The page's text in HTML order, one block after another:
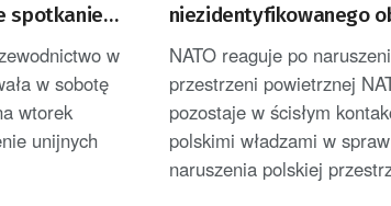
spotkanie
w
w sobotę
wtorek
unijnych
niezidentyfikowanego
odnalezione w pow.
[AKTUALIZOWANY]
NATO reaguje po
przestrzeni powietrznej
pozostaje w ścisłym
polskimi władzami w
naruszenia polskiej